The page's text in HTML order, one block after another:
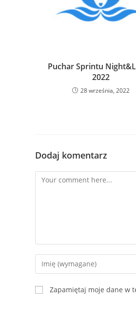
Puchar Sprintu
2022
28 września, 2022
Dodaj komentarz
Zapamiętaj moje dane w